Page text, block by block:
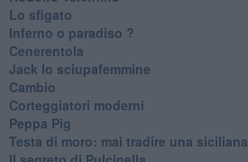
Lo sfigato
Inferno o paradiso ?
Cenerentola
Jack lo sciupafemmine
Cambio
Corteggiatori moderni
Peppa Pig
Testa di moro: mai tradire una siciliana